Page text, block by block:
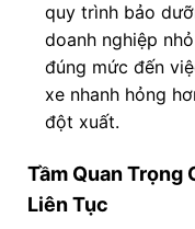
quy trình bảo
doanh nghiệp
đúng mức đến
xe nhanh hỏng
đột xuất.
Tầm Quan Trọng
Liên Tục